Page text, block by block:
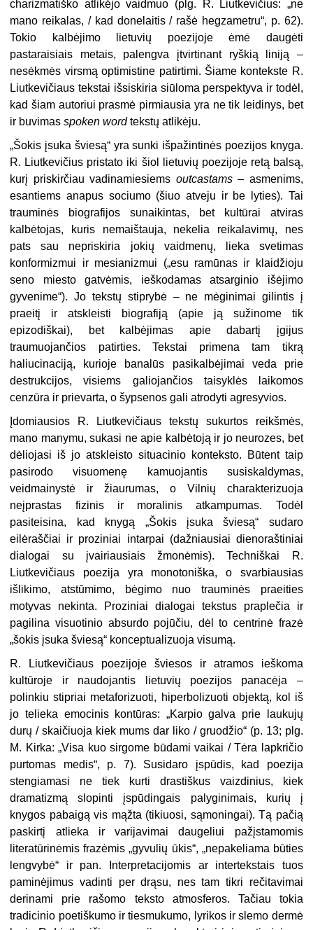
charizmatiško atlikėjo vaidmuo (plg. R. Liutkevičius: „ne
mano reikalas, / kad donelaitis / rašė hegzametru“, p. 62).
Tokio kalbėjimo lietuvių poezijoje ėmė daugėti
pastaraisiais metais, palengva įtvirtinant ryškią liniją –
nesėkmės virsmą optimistine patirtimi. Šiame kontekste R.
Liutkevičiaus tekstai išsiskiria siūloma perspektyva ir todėl,
kad šiam autoriui prasmė pirmiausia yra ne tik leidinys, bet
ir buvimasspoken wordtekstų atlikėju.
„Šokis įsuka šviesą“ yra sunki išpažintinės poezijos knyga.
R. Liutkevičius pristato iki šiol lietuvių poezijoje retą balsą,
kurį priskirčiau vadinamiesiems outcastams– asmenims,
esantiems anapus sociumo (šiuo atveju ir be lyties). Tai
trauminės biografijos sunaikintas, bet kultūrai atviras
kalbėtojas, kuris nemaištauja, nekelia reikalavimų, nes
pats sau nepriskiria jokių vaidmenų, lieka svetimas
konformizmui ir mesianizmui („esu ramūnas ir klaidžioju
seno miesto gatvėmis, ieškodamas atsarginio išėjimo
gyvenime“). Jo tekstų stiprybė – ne mėginimai gilintis į
praeitį ir atskleisti biografiją
(apie ją sužinome tik
epizodiškai), bet kalbėjimas apie dabartį įgijus
traumuojančios patirties. Tekstai primena tam tikrą
haliucinaciją, kurioje banalūs pasikalbėjimai veda prie
destrukcijos, visiems galiojančios taisyklės laikomos
cenzūra ir prievarta, o šypsenos gali atrodyti agresyvios.
Įdomiausios R. Liutkevičiaus tekstų sukurtos reikšmės,
mano manymu, sukasi ne apie kalbėtoją ir jo neurozes, bet
dėliojasi iš jo atskleisto situacinio konteksto. Būtent taip
pasirodo visuomenę kamuojantis susiskaldymas,
veidmainystė ir žiaurumas, o Vilnių charakterizuoja
neįprastas fizinis ir moralinis atkampumas. Todėl
pasiteisina, kad knygą „Šokis įsuka šviesą“ sudaro
eilėraščiai ir proziniai intarpai (dažniausiai dienoraštiniai
dialogai su įvairiausiais žmonėmis). Techniškai R.
Liutkevičiaus poezija yra monotoniška, o svarbiausias
išlikimo, atstūmimo, bėgimo nuo trauminės praeities
motyvas nekinta. Proziniai dialogai tekstus praplečia ir
pagilina visuotinio absurdo pojūčiu, dėl to centrinė frazė
„šokis įsuka šviesą“ konceptualizuoja visumą.
R. Liutkevičiaus poezijoje šviesos ir atramos ieškoma
kultūroje ir naudojantis lietuvių poezijos panacėja –
polinkiu stipriai metaforizuoti, hiperbolizuoti objektą, kol iš
jo telieka emocinis kontūras: „Karpio galva prie laukujų
durų / skaičiuoja kiek mums dar liko / gruodžio“ (p. 13; plg.
M. Kirka: „Visa kuo sirgome būdami vaikai / Tėra lapkričio
purtomas medis“, p. 7). Susidaro įspūdis, kad poezija
stengiamasi ne tiek kurti drastiškus vaizdinius, kiek
dramatizmą slopinti įspūdingais palyginimais, kurių į
knygos pabaigą vis mąžta (tikiuosi, sąmoningai). Tą pačią
paskirtį atlieka ir varijavimai daugeliui pažįstamomis
literatūrinėmis frazėmis „gyvulių ūkis“, „nepakeliama būties
lengvybė“ ir pan. Interpretacijomis ar intertekstais tuos
paminėjimus vadinti per drąsu, nes tam tikri rečitavimai
derinami prie rašomo teksto atmosferos. Tačiau tokia
tradicinio poetiškumo ir tiesmukumo, lyrikos ir slemo dermė